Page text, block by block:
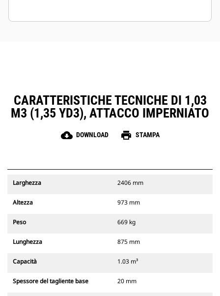
CARATTERISTICHE TECNICHE DI 1,03
M3 (1,35 YD3), ATTACCO IMPERNIATO
cloud_download DOWNLOAD print STAMPA
Larghezza 2406 mm
Altezza 973 mm
Peso 669 kg
Lunghezza 875 mm
Capacità 1.03 m³
Spessore del tagliente base 20 mm